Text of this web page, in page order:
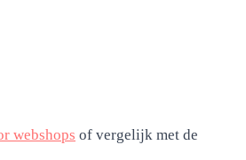
webshops of vergelijk met de